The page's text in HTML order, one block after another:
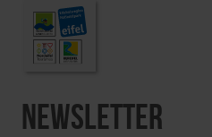
Newsletter